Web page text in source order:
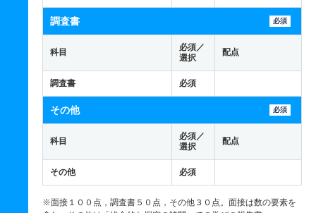
調査書 必須
科目
必須／
選択
配点
調査書 必須
その他 必須
科目
必須／
選択
配点
その他 必須
※面接１００点，調査書５０点，その他３０点。面接は数の要素を